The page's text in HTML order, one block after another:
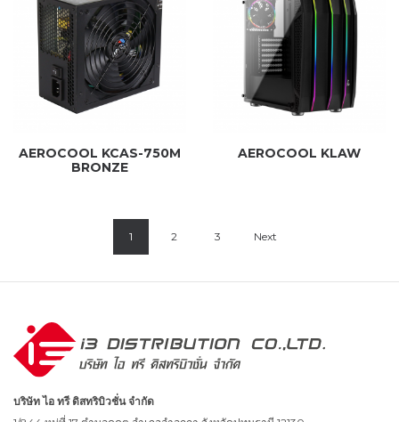
AEROCOOL KCAS-750M
BRONZE
AEROCOOL KLAW
1 2 3 Next
บริษัท ไอ ทรี ดิสทริบิวชั่น จำกัด